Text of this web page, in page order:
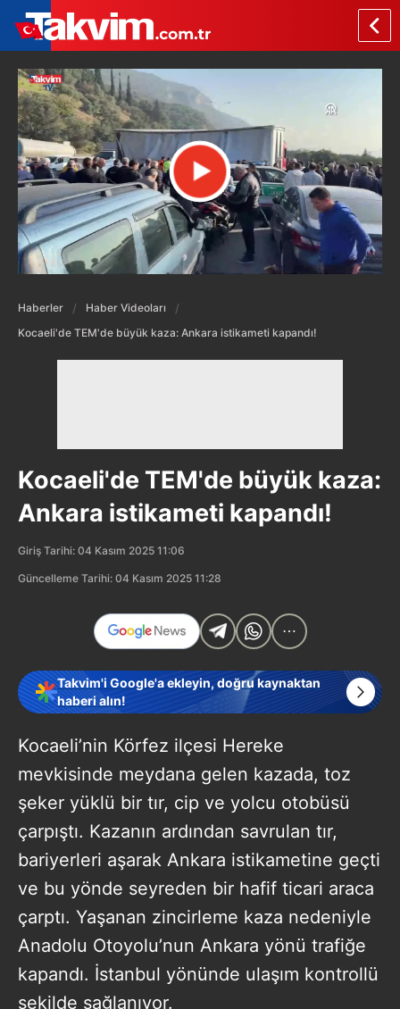
Haberler
Haber Videoları
Kocaeli'de TEM'de büyük kaza: Ankara istikameti kapandı!
Kocaeli'de TEM'de büyük kaza:
Ankara istikameti kapandı!
Giriş Tarihi: 04 Kasım 2025 11:06
Güncelleme Tarihi: 04 Kasım 2025 11:28
Takvim'i Google'a ekleyin, doğru kaynaktan
haberi alın!
Kocaeli’nin Körfez ilçesi Hereke
mevkisinde meydana gelen kazada, toz
şeker yüklü bir tır, cip ve yolcu otobüsü
çarpıştı. Kazanın ardından savrulan tır,
bariyerleri aşarak Ankara istikametine geçti
ve bu yönde seyreden bir hafif ticari araca
çarptı. Yaşanan zincirleme kaza nedeniyle
Anadolu Otoyolu’nun Ankara yönü trafiğe
kapandı. İstanbul yönünde ulaşım kontrollü
şekilde sağlanıyor.